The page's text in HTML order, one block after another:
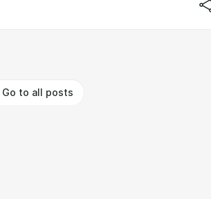
Go to all posts